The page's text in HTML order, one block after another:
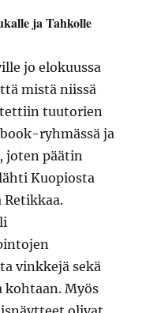
ja Tahkolle
jo elokuussa
mistä niissä
tuutorien
ryhmässä ja
joten päätin
Kuopiosta
vinkkejä sekä
kohtaan. Myös